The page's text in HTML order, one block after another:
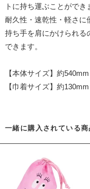
トに持ち運ぶことができ
耐久性・速乾性・軽さに
持ち手を肩にかけられる
できます。
【本体サイズ】約
【巾着サイズ】約
一緒に購入されている商